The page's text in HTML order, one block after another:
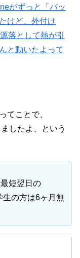
がずっと「バッ
けど、外付け
落として熱が引
と動いたよって
てことで、
したよ、という
短翌日の
生の方は6ヶ月無